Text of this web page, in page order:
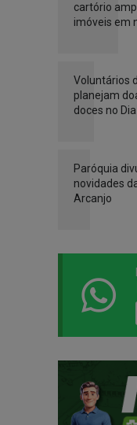
cartório
imóveis em
Voluntários
planejam
doces no
Paróquia
novidades
Arcanjo